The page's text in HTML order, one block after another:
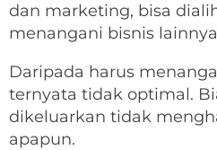
dan marketing, bisa
menangani bisnis
Daripada harus
ternyata tidak optimal.
dikeluarkan tidak
apapun.